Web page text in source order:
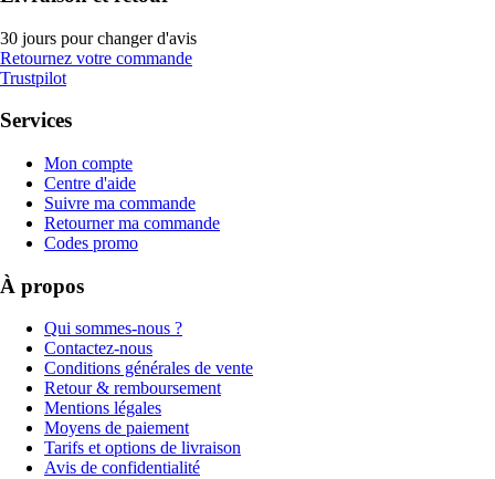
30 jours pour changer d'avis
Retournez votre commande
Trustpilot
Services
Mon compte
Centre d'aide
Suivre ma commande
Retourner ma commande
Codes promo
À propos
Qui sommes-nous ?
Contactez-nous
Conditions générales de vente
Retour & remboursement
Mentions légales
Moyens de paiement
Tarifs et options de livraison
Avis de confidentialité